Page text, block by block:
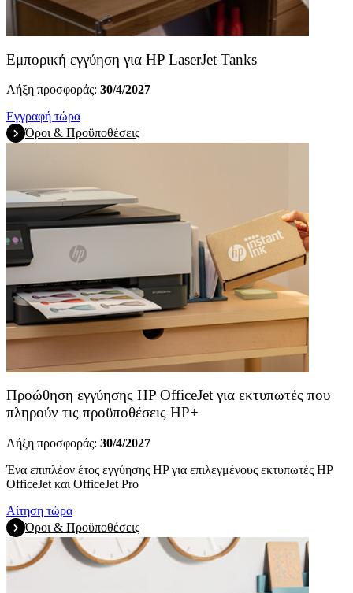
Εμπορική εγγύηση για HP LaserJet Tanks
Λήξη προσφοράς: 30/4/2027
Εγγραφή τώρα
Όροι & Προϋποθέσεις
Προώθηση εγγύησης HP OfficeJet για εκτυπωτές που
πληρούν τις προϋποθέσεις HP+
Λήξη προσφοράς: 30/4/2027
Ένα επιπλέον έτος εγγύησης HP για επιλεγμένους εκτυπωτές HP
OfficeJet και OfficeJet Pro
Αίτηση τώρα
Όροι & Προϋποθέσεις